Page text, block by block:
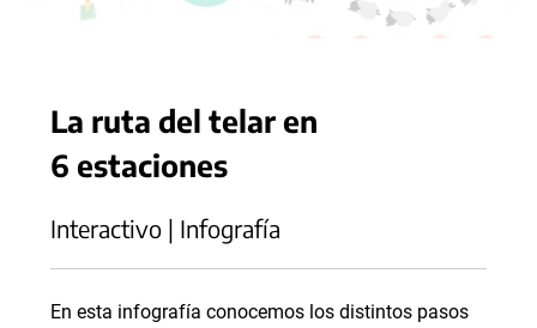
La ruta del telar en
6 estaciones
Interactivo | Infografía
En esta infografía conocemos los distintos pasos